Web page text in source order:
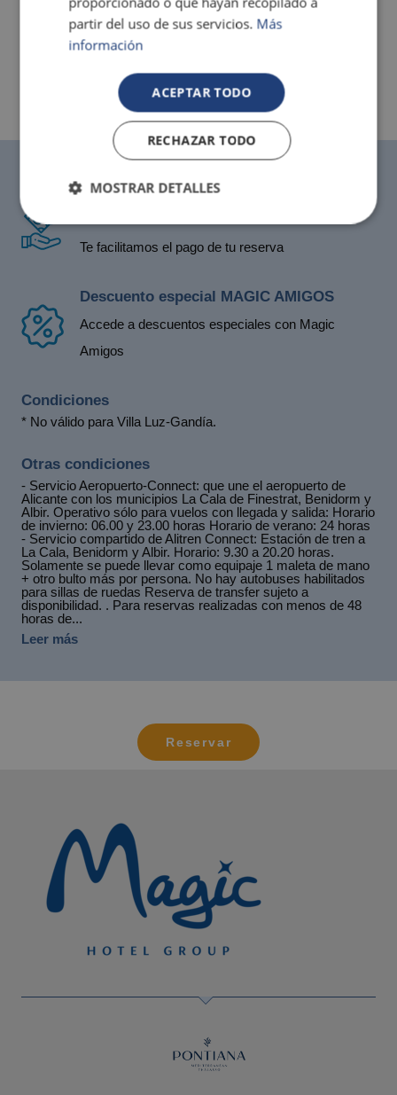
Te facilitamos el pago de tu reserva
Descuento especial MAGIC AMIGOS
Accede a descuentos especiales con Magic
Amigos
Condiciones
* No válido para Villa Luz-Gandía.
Otras condiciones
- Servicio Aeropuerto-Connect: que une el aeropuerto de
Alicante con los municipios La Cala de Finestrat, Benidorm y
Albir. Operativo sólo para vuelos con llegada y salida: Horario
de invierno: 06.00 y 23.00 horas Horario de verano: 24 horas
- Servicio compartido de Alitren Connect: Estación de tren a
La Cala, Benidorm y Albir. Horario: 9.30 a 20.20 horas.
Solamente se puede llevar como equipaje 1 maleta de mano
+ otro bulto más por persona. No hay autobuses habilitados
para sillas de ruedas Reserva de transfer sujeto a
disponibilidad. . Para reservas realizadas con menos de 48
horas de...
Leer más
Reservar
partir del uso de sus servicios. Más
información
ACEPTAR TODO
RECHAZAR TODO
MOSTRAR DETALLES